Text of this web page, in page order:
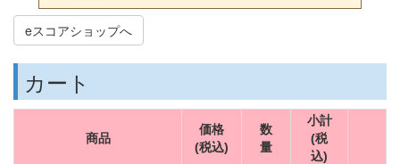
eスコアショップへ
カート
商品
価格
(税込)
数
量
小計
(税
込)